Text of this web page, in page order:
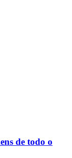
de todo o